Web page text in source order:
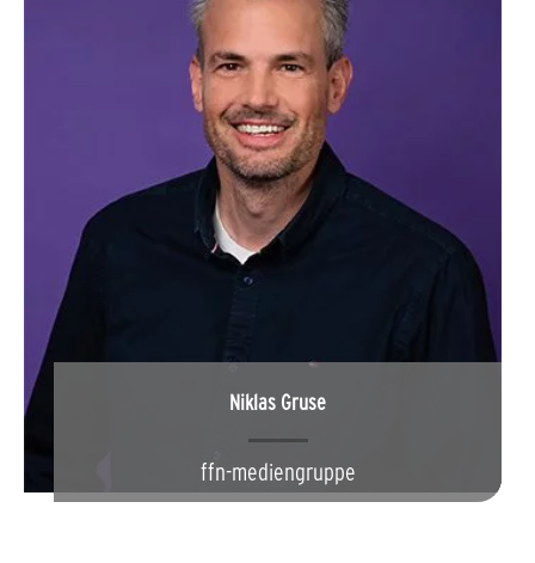
Niklas Gruse
ffn-mediengruppe